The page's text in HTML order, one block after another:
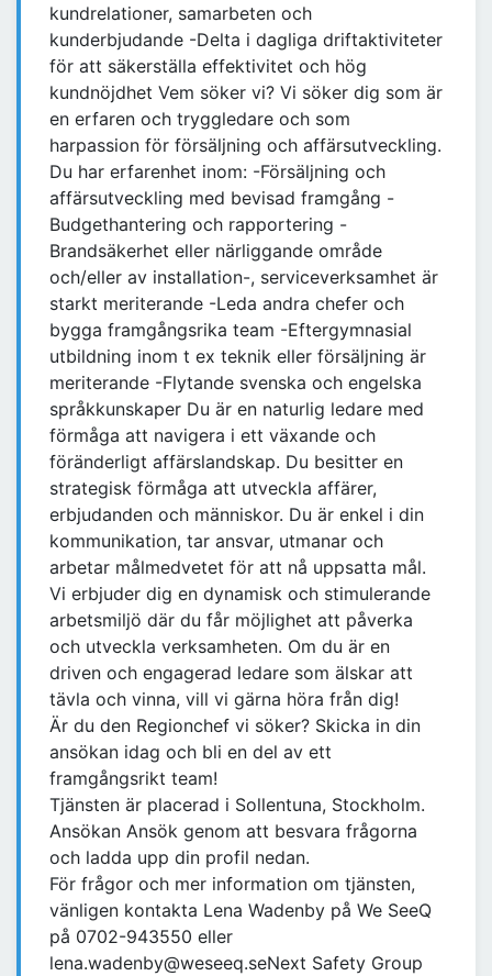
kundrelationer, samarbeten och
kunderbjudande -Delta i dagliga driftaktiviteter
för att säkerställa effektivitet och hög
kundnöjdhet Vem söker vi? Vi söker dig som är
en erfaren och tryggledare och som
harpassion för försäljning och affärsutveckling.
Du har erfarenhet inom: -Försäljning och
affärsutveckling med bevisad framgång -
Budgethantering och rapportering -
Brandsäkerhet eller närliggande område
och/eller av installation-, serviceverksamhet är
starkt meriterande -Leda andra chefer och
bygga framgångsrika team -Eftergymnasial
utbildning inom t ex teknik eller försäljning är
meriterande -Flytande svenska och engelska
språkkunskaper Du är en naturlig ledare med
förmåga att navigera i ett växande och
föränderligt affärslandskap. Du besitter en
strategisk förmåga att utveckla affärer,
erbjudanden och människor. Du är enkel i din
kommunikation, tar ansvar, utmanar och
arbetar målmedvetet för att nå uppsatta mål.
Vi erbjuder dig en dynamisk och stimulerande
arbetsmiljö där du får möjlighet att påverka
och utveckla verksamheten. Om du är en
driven och engagerad ledare som älskar att
tävla och vinna, vill vi gärna höra från dig!
Är du den Regionchef vi söker? Skicka in din
ansökan idag och bli en del av ett
framgångsrikt team!
Tjänsten är placerad i Sollentuna, Stockholm.
Ansökan Ansök genom att besvara frågorna
och ladda upp din profil nedan.
För frågor och mer information om tjänsten,
vänligen kontakta Lena Wadenby på We SeeQ
på 0702-943550 eller
lena.wadenby@weseeq.seNext Safety Group